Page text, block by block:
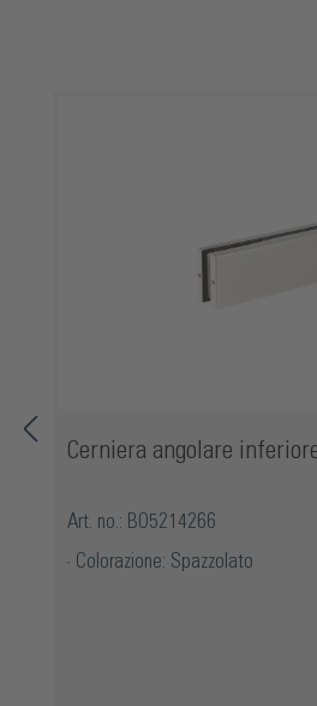
Cerniera angolare
Art. no.: BO5214266
Colorazione: Spazzolato